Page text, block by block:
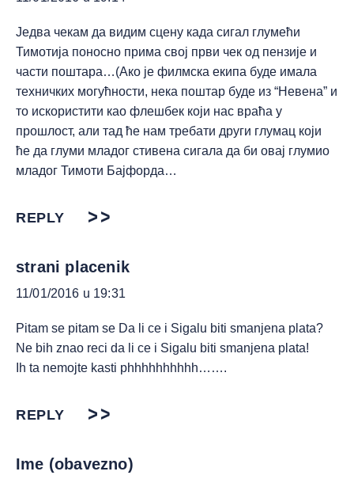
Једва чекам да видим сцену када сигал глумећи
Тимотија поносно прима свој први чек од пензије и
части поштара…(Ако је филмска екипа буде имала
техничких могућности, нека поштар буде из “Невена” и
то искористити као флешбек који нас враћа у
прошлост, али тад ће нам требати други глумац који
ће да глуми младог стивена сигала да би овај глумио
младог Тимоти Бајфорда…
REPLY
strani placenik
11/01/2016 u 19:31
Pitam se pitam se Da li ce i Sigalu biti smanjena plata?
Ne bih znao reci da li ce i Sigalu biti smanjena plata!
Ih ta nemojte kasti phhhhhhhhhh…….
REPLY
Ime (obavezno)